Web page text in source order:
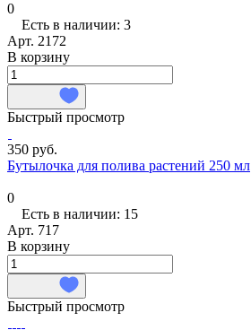
0
Есть в наличии: 3
Арт. 2172
В корзину
Быстрый просмотр
350 руб.
Бутылочка для полива растений 250 мл
0
Есть в наличии: 15
Арт. 717
В корзину
Быстрый просмотр